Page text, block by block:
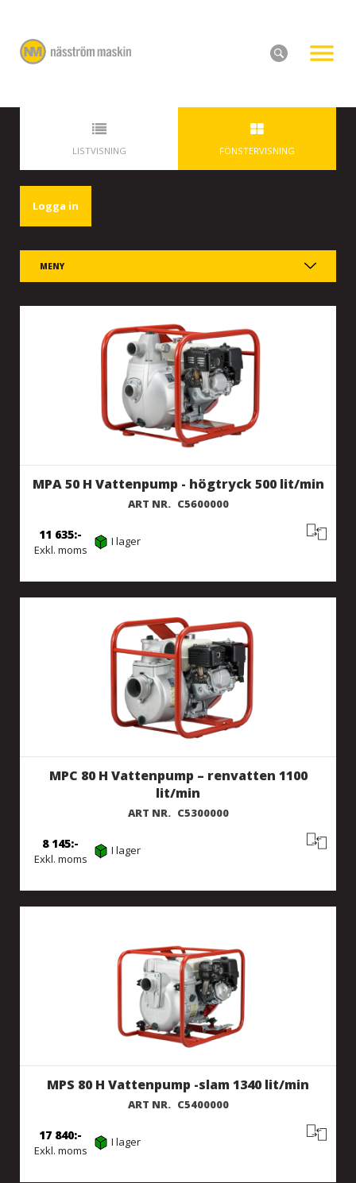
LISTVISNING FÖNSTERVISNING
Logga in
MENY
MPA 50 H Vattenpump - högtryck 500 lit/min
ART NR. C5600000
Exkl. moms
11 635 I lager
MPC 80 H Vattenpump – renvatten 1100
lit/min
ART NR. C5300000
Exkl. moms
8 145 I lager
MPS 80 H Vattenpump -slam 1340 lit/min
ART NR. C5400000
Exkl. moms
17 840 I lager